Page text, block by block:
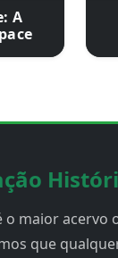
A
o maior acervo
que